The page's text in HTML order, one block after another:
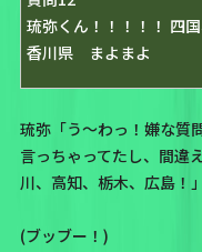
琉弥くん！！！！！ 四
香川県 まよまよ
琉弥「う〜わっ！嫌な質
言っちゃってたし、間違
川、高知、栃木、広島！」
(ブッブー！)